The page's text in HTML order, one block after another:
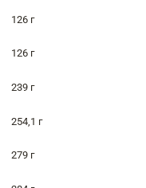
126 г
126 г
239 г
254,1 г
279 г